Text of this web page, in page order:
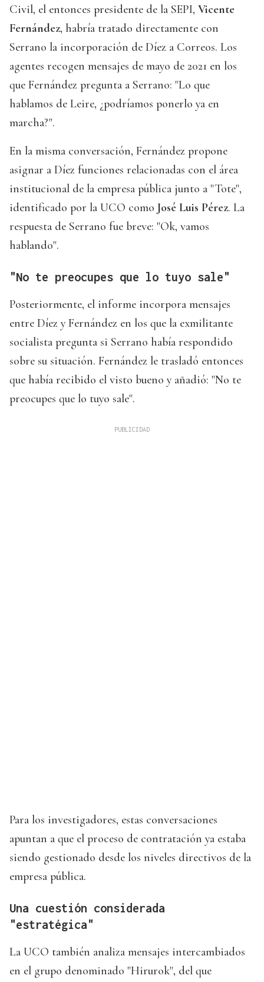
Civil, el entonces presidente de la SEPI, Vicente
Fernández, habría tratado directamente con
Serrano la incorporación de Díez a Correos. Los
agentes recogen mensajes de mayo de 2021 en los
que Fernández pregunta a Serrano: "Lo que
hablamos de Leire, ¿podríamos ponerlo ya en
marcha?".
En la misma conversación, Fernández propone
asignar a Díez funciones relacionadas con el área
institucional de la empresa pública junto a "Tote",
identificado por la UCO como José Luis Pérez. La
respuesta de Serrano fue breve: "Ok, vamos
hablando".
"No te preocupes que lo tuyo sale"
Posteriormente, el informe incorpora mensajes
entre Díez y Fernández en los que la exmilitante
socialista pregunta si Serrano había respondido
sobre su situación. Fernández le trasladó entonces
que había recibido el visto bueno y añadió: "No te
preocupes que lo tuyo sale".
Para los investigadores, estas conversaciones
apuntan a que el proceso de contratación ya estaba
siendo gestionado desde los niveles directivos de la
empresa pública.
Una cuestión considerada
"estratégica"
La UCO también analiza mensajes intercambiados
en el grupo denominado "Hirurok", del que